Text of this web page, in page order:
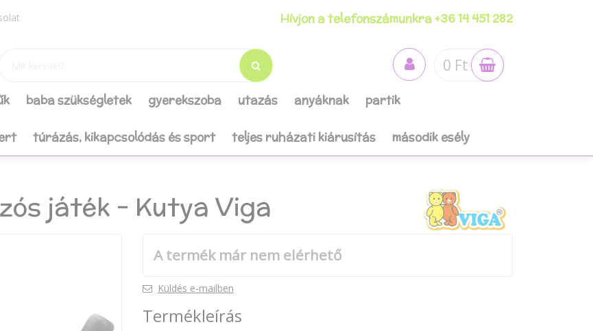
Hívjon a telefonszámunkra +36 14 451 282
0 Ft
baba szükségletek gyerekszoba utazás anyáknak partik
túrázás, kikapcsolódás és sport teljes ruházati kiárusítás második esély
játék - Kutya Viga
A termék már nem elérhető
Küldés e-mailben
Termékleírás